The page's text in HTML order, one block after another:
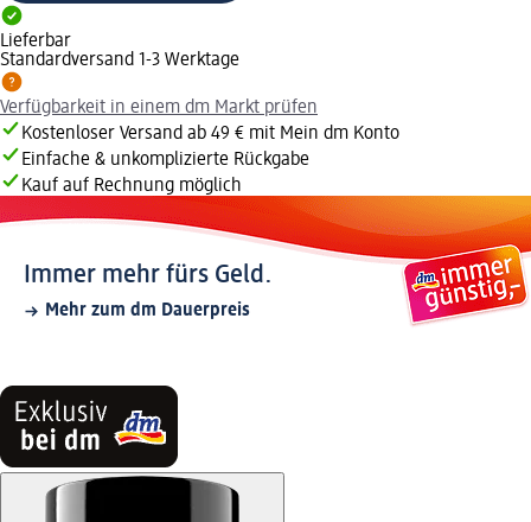
Lieferbar
Standardversand 1-3 Werktage
Verfügbarkeit in einem dm Markt prüfen
Kostenloser Versand ab 49 € mit Mein dm Konto
Einfache & unkomplizierte Rückgabe
Kauf auf Rechnung möglich
Immer mehr fürs Geld.
Mehr zum dm Dauerpreis